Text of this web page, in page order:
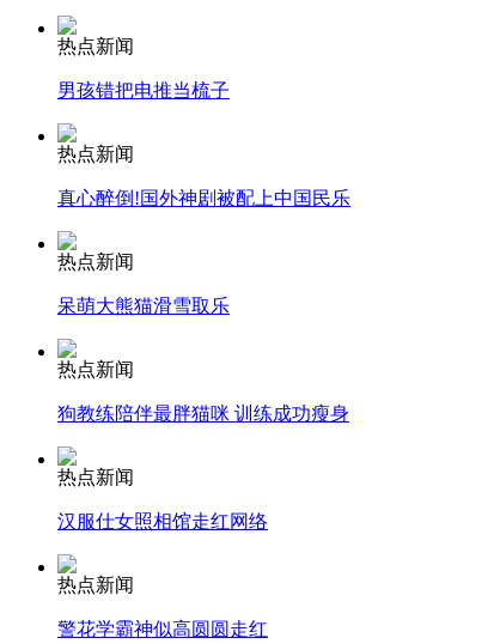
外交部：反对强权政治霸凌主义
外交部：有关国家言论片面不公正
安徽一实载49人客车翻车
走！跟着总书记去植树
消防员救轻生者
纽约上演“枕头大战”
热点新闻
男孩错把电推当梳子
热点新闻
真心醉倒!国外神剧被配上中国民乐
热点新闻
呆萌大熊猫滑雪取乐
热点新闻
狗教练陪伴最胖猫咪 训练成功瘦身
热点新闻
汉服仕女照相馆走红网络
热点新闻
警花学霸神似高圆圆走红